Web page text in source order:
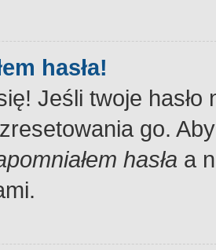
hasła!
Jeśli twoje
go.
hasła a